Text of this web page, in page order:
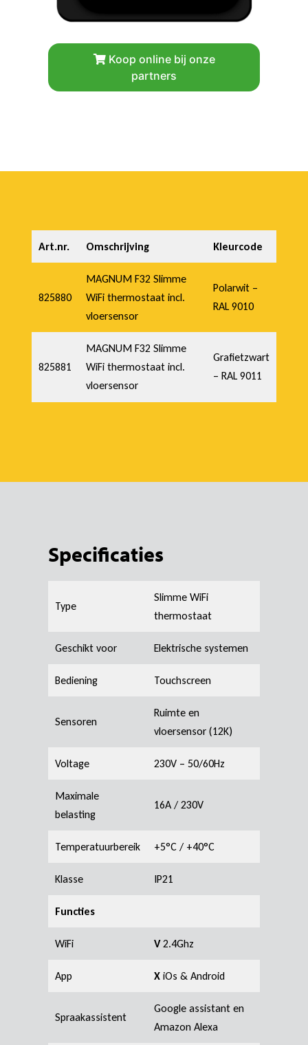
Koop online bij onze
partners
Art.nr. Omschrijving Kleurcode
825880
MAGNUM F32 Slimme
WiFi thermostaat incl.
vloersensor
Polarwit –
RAL 9010
825881
MAGNUM F32 Slimme
WiFi thermostaat incl.
vloersensor
Grafietzwart
– RAL 9011
Specificaties
Type
Slimme WiFi
thermostaat
Geschikt voor Elektrische systemen
Bediening Touchscreen
Sensoren
Ruimte en
vloersensor (12K)
Voltage 230V – 50/60Hz
Maximale
belasting
16A / 230V
Temperatuurbereik +5°C / +40°C
Klasse IP21
Functies
WiFi V2.4Ghz
App X iOs & Android
Spraakassistent
Google assistant en
Amazon Alexa